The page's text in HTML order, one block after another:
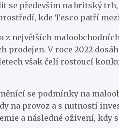
především na britský
kde Tesco patří
největších
V roce 2022
však čelí rostoucí
se podmínky na
provoz a s nutností
a následné oživení, kdy